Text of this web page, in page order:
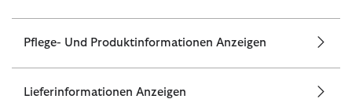
Pflege- Und Produktinformationen Anzeigen
Lieferinformationen Anzeigen